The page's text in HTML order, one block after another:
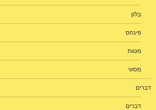
בלק
פינחס
מטות
מסעי
דברים
דברים